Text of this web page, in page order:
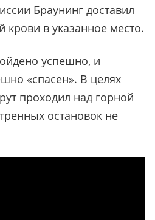
Браунинг доставил
крови в указанное место.
успешно, и
«спасен». В целях
проходил над горной
остановок не